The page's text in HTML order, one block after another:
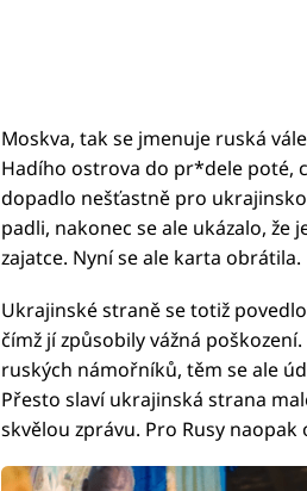
Moskva, tak se jmenuje ruská
Hadího ostrova do pr*dele poté,
dopadlo nešťastně pro
padli, nakonec se ale ukázalo, že
zajatce. Nyní se ale karta obrátila.
Ukrajinské straně se totiž
čímž jí způsobily vážná
ruských námořníků, těm se ale
Přesto slaví ukrajinská strana
skvělou zprávu. Pro Rusy naopak